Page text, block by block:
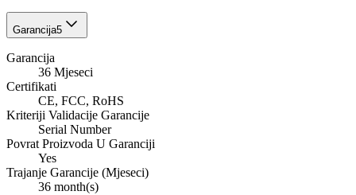
Garancija5
Garancija
36 Mjeseci
Certifikati
CE, FCC, RoHS
Kriteriji Validacije Garancije
Serial Number
Povrat Proizvoda U Garanciji
Yes
Trajanje Garancije (Mjeseci)
36 month(s)